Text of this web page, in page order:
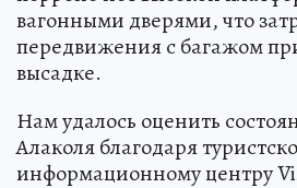
вагонными дверями, что
передвижения с багажом
высадке.
Нам удалось оценить
Алаколя благодаря
информационному центру